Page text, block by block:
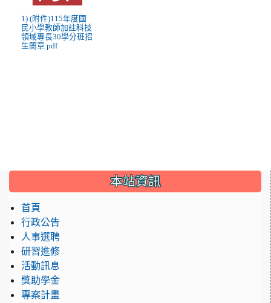
1) (附件)115年度國
民小學教師加註科技
領域專長30學分班招
生簡章.pdf
::: 本站資訊
首頁
行政公告
人事選聘
研習進修
活動訊息
獎助學金
專案計畫